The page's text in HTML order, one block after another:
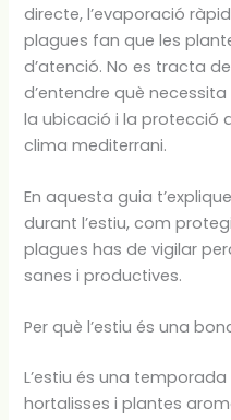
directe, l’evaporació
plagues fan que les
d’atenció. No es tracta
d’entendre què
la ubicació i la protecció
clima mediterrani.
En aquesta guia
durant l’estiu, com
plagues has de vigilar
sanes i productives.
Per què l’estiu és una
L’estiu és una
hortalisses i plantes